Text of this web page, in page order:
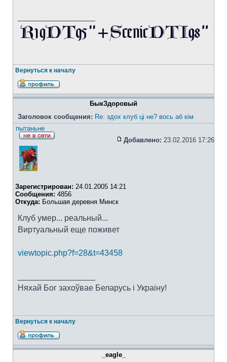
Вернуться к началу
БыкЗдоровый
Заголовок сообщения: Re: здох клуб ці не? вось аб кім
пытаньне
Добавлено: 23.02.2016 17:26
Зарегистрирован: 24.01.2005 14:21
Сообщения: 4856
Откуда: Большая деревня Минск
Клуб умер... реальный...
Виртуальный еще поживет
viewtopic.php?f=28&t=43458
Няхай Бог захоўвае Беларусь i Украiну!
Вернуться к началу
_eagle_